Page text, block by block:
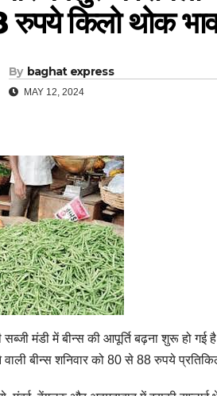
किलो थोक
By baghat express
MAY 12, 2024
सब्जी मंडी में बीन्स की आपूर्ति बढ़ना शुरू हो
वाली बीन्स शनिवार को 80 से 88 रुपये